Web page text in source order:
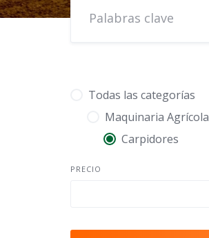
Todas las categorías
Maquinaria Agrícola
Carpidores
PRECIO